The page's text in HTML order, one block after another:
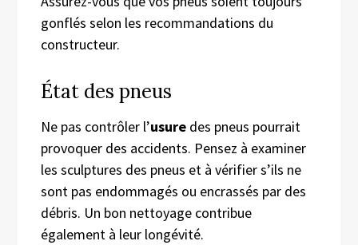
gonflés selon les recommandations du
constructeur.
État des pneus
Ne pas contrôler l’usure des pneus pourrait
provoquer des accidents. Pensez à examiner
les sculptures des pneus et à vérifier s’ils ne
sont pas endommagés ou encrassés par des
débris. Un bon nettoyage contribue
également à leur longévité.